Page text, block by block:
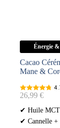
Énergie &
Cacao
Mane &
26,99 €
✔ Huile MCT
✔ Cannelle +